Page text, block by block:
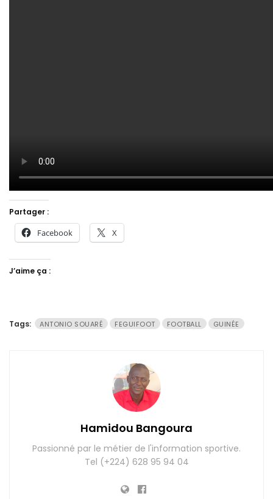
Partager :
Facebook X
J’aime ça :
Tags: ANTONIO SOUARÉ FEGUIFOOT FOOTBALL GUINÉE
Hamidou Bangoura
Passionné par le métier de l'information sportive.
Tel (+224) 628 95 94 04